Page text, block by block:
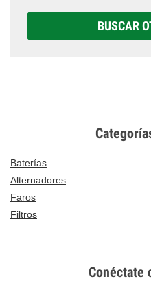
BUSCAR
Baterías
Alternadores
Faros
Filtros
Conéctate